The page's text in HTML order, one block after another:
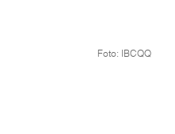
Foto: IBCQQ